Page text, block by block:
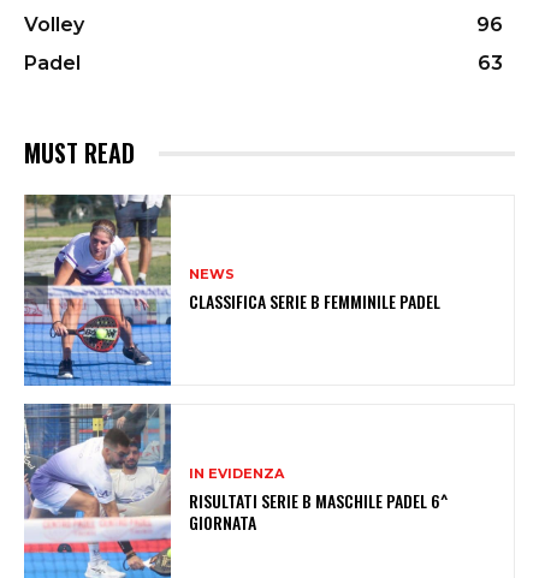
Volley
96
Padel
63
MUST READ
NEWS
CLASSIFICA SERIE B FEMMINILE PADEL
IN EVIDENZA
RISULTATI SERIE B MASCHILE PADEL 6^
GIORNATA